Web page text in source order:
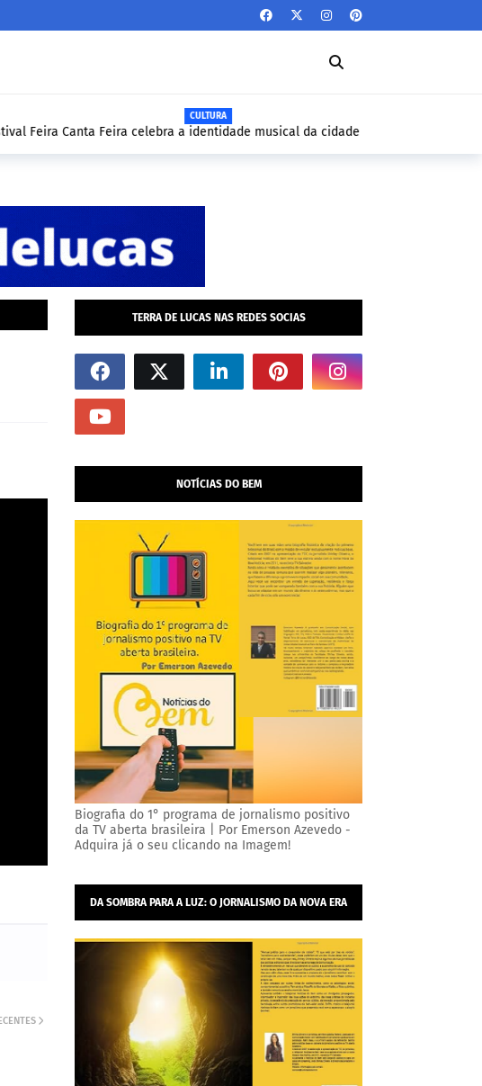
Feira celebra a identidade musical da cidade em
TERRA DE LUCAS NAS REDES SOCIAS
NOTÍCIAS DO BEM
Biografia do 1° programa de jornalismo positivo
da TV aberta brasileira | Por Emerson Azevedo -
Adquira já o seu clicando na Imagem!
DA SOMBRA PARA A LUZ: O JORNALISMO DA NOVA ERA